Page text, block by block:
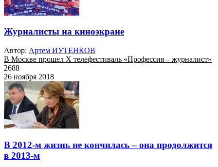
Журналисты на киноэкране
Автор: Артем ИУТЕНКОВ
В Москве прошел X телефестиваль «Профессия – журналист»
2688
26 ноября 2018
В 2012-м жизнь не кончилась – она продолжится
в 2013-м